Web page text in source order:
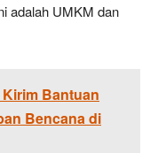
adalah UMKM dan
Bantuan
Bencana di